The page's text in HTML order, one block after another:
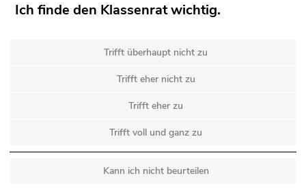
Ich finde den Klassenrat wichtig.
Trifft überhaupt nicht zu
Trifft eher nicht zu
Trifft eher zu
Trifft voll und ganz zu
Kann ich nicht beurteilen